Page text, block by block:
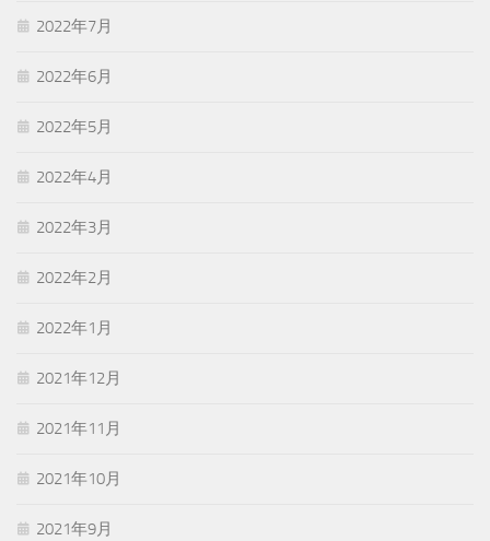
2022年7月
2022年6月
2022年5月
2022年4月
2022年3月
2022年2月
2022年1月
2021年12月
2021年11月
2021年10月
2021年9月